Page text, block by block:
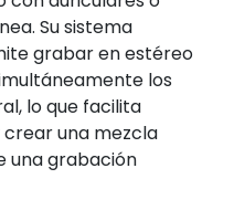
Su sistema
grabar en estéreo
los
lo que facilita
una mezcla
una grabación